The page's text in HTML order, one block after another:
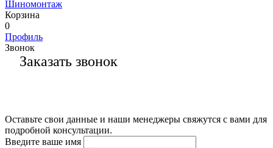
Шиномонтаж
Корзина
0
Профиль
Звонок
Заказать звонок
Оставьте свои данные и наши менеджеры свяжутся с вами для
подробной консультации.
Введите ваше имя